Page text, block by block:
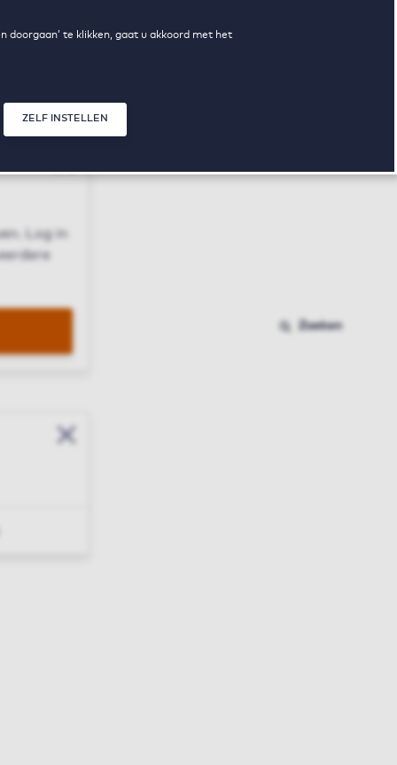
doorgaan’ te klikken, gaat u akkoord met het
ZELF INSTELLEN
Log in
Sluit modal
Zoeken